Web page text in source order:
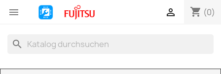
 shopping_cart (0)

search